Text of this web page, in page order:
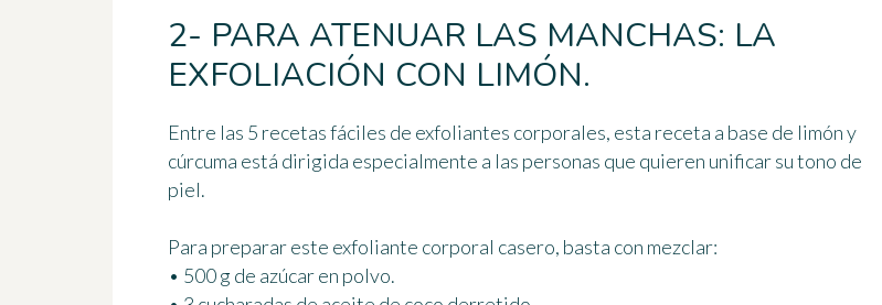
2- PARA ATENUAR LAS MANCHAS: LA
EXFOLIACIÓN CON LIMÓN.
Entre las 5 recetas fáciles de exfoliantes corporales, esta receta a base de limón y
cúrcuma está dirigida especialmente a las personas que quieren unificar su tono de
piel.
Para preparar este exfoliante corporal casero, basta con mezclar:
• 500 g de azúcar en polvo.